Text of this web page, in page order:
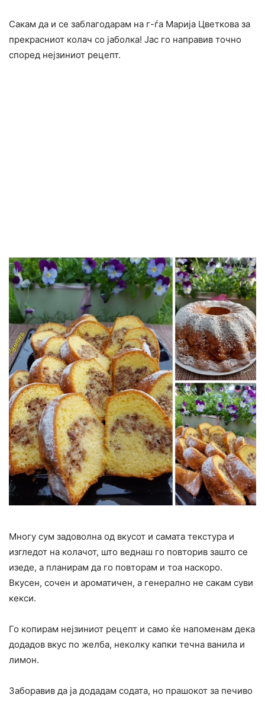
Сакам да и се заблагодарам на г-ѓа Марија Цветкова за
прекрасниот колач со јаболка! Јас го направив точно
според нејзиниот рецепт.
Многу сум задоволна од вкусот и самата текстура и
изгледот на колачот, што веднаш го повторив зашто се
изеде, а планирам да го повторам и тоа наскоро.
Вкусен, сочен и ароматичен, а генерално не сакам суви
кекси.
Го копирам нејзиниот рецепт и само ќе напоменам дека
додадов вкус по желба, неколку капки течна ванила и
лимон.
Заборавив да ја додадам содата, но прашокот за печиво